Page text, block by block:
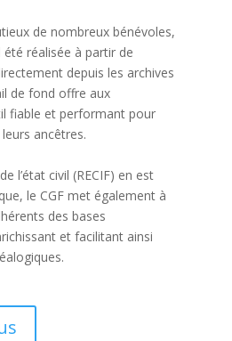
de nombreux bénévoles,
été réalisée à partir de
depuis les archives
de fond offre aux
fiable et performant pour
ancêtres.
l’état civil (RECIF) en est
le CGF met également à
des bases
et facilitant ainsi